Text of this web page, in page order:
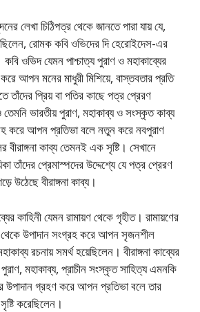
লেখা চিঠিপত্র থেকে জানতে পারা যায় যে,
রোমক কবি ওভিদের দি হেরোইদেস-এর
ওভিদ যেমন পাশ্চাত্য পুরাণ ও মহাকাব্যের
আপন মনের মাধুরী মিশিয়ে, বাস্তবতার প্রতি
তাঁদের প্রিয় বা পতির কাছে পত্র প্রেরণ
ভারতীয় পুরাণ, মহাকাব্য ও সংস্কৃত কাব্য
করে আপন প্রতিভা বলে নতুন করে নবপুরাণ
বীরাঙ্গনা কাব্য তেমনই এক সৃষ্টি। সেখানে
তাঁদের প্রেমাস্পদের উদ্দেশ্যে যে পত্র প্রেরণ
উঠেছে বীরাঙ্গনা কাব্য।
কাহিনী যেমন রামায়ণ থেকে গৃহীত। রামায়ণের
থেকে উপাদান সংগ্রহ করে আপন সৃজনশীল
রচনায় সমর্থ হয়েছিলেন। বীরাঙ্গনা কাব্যের
মহাকাব্য, প্রাচীন সংস্কৃত সাহিত্য এমনকি
উপাদান গ্রহণ করে আপন প্রতিভা বলে তার
করেছিলেন।